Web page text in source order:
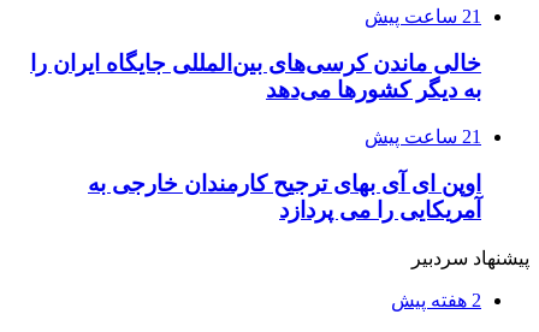
21 ساعت پیش
خالی ماندن کرسی‌های بین‌المللی جایگاه ایران را
به دیگر کشورها می‌دهد
21 ساعت پیش
اوپن ای آی بهای ترجیح کارمندان خارجی به
آمریکایی را می پردازد
پیشنهاد سردبیر
2 هفته پیش